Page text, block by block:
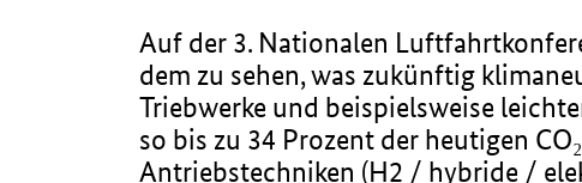
Auf der 3. Nationalen
dem zu sehen, was zukünftig
Triebwerke und beispielsweise
so bis zu 34 Prozent der heutigen
Antriebstechniken (H2 / hybride /